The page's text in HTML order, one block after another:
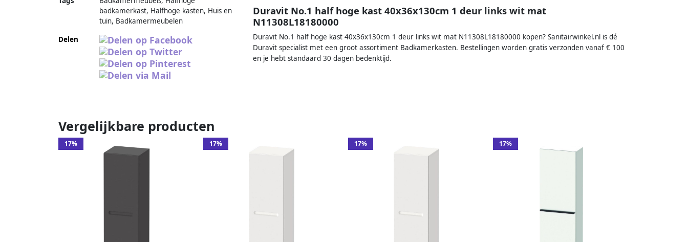
Duravit No.1 half hoge kast 40x36x130cm 1 deur links wit mat
N11308L18180000
Duravit No.1 half hoge kast 40x36x130cm 1 deur links wit mat N11308L18180000 kopen? Sanitairwinkel.nl is dé
Duravit specialist met een groot assortiment Badkamerkasten. Bestellingen worden gratis verzonden vanaf € 100
en je hebt standaard 30 dagen bedenktijd.
badkamerkast, Halfhoge kasten, Huis en
tuin, Badkamermeubelen
Delen
Vergelijkbare producten
17% 17% 17% 17%